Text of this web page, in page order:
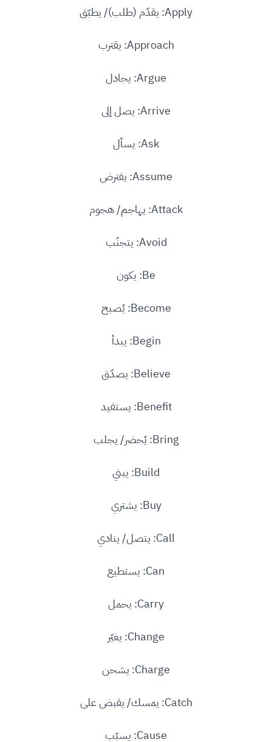
Apply: يقدّم (طلب)/ يطبّق
Approach: يقترب
Argue: يجادل
Arrive: يصل إلى
Ask: يسأل
Assume: يفترض
Attack: يهاجم/ هجوم
Avoid: يتجنّب
Be: يكون
Become: يُصبح
Begin: يبدأ
Believe: يصدّق
Benefit: يستفيد
Bring: يُحضر/ يجلب
Build: يبني
Buy: يشتري
Call: يتصل/ ينادي
Can: يستطيع
Carry: يحمل
Change: يغيّر
Charge: يشحن
Catch: يمسك/ يقبض على
Cause: يسبّب